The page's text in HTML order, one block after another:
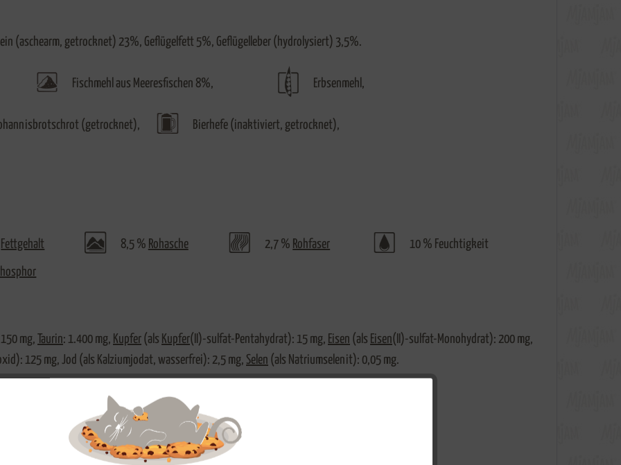
(aschearm, getrocknet) 23%, Geflügelfett 5%, Geflügelleber (hydrolysiert) 3,5%.
Fischmehl aus Meeresfischen 8%, Erbsenmehl,
(getrocknet), Bierhefe (inaktiviert, getrocknet),
Fettgehalt 8,5 % Rohasche 2,7 % Rohfaser 10 % Feuchtigkeit
mg, Taurin: 1.400 mg, Kupfer (als Kupfer(II)-sulfat-Pentahydrat): 15 mg, Eisen (als Eisen(II)-sulfat-Monohydrat): 200 mg,
125 mg, Jod (als Kalziumjodat, wasserfrei): 2,5 mg, Selen (als Natriumselenit): 0,05 mg.